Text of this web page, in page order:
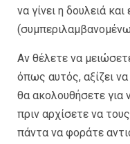
να γίνει η δουλειά
Αν θέλετε να
όπως αυτός, αξίζει
θα ακολουθήσετε για
πριν αρχίσετε να
πάντα να φοράτε